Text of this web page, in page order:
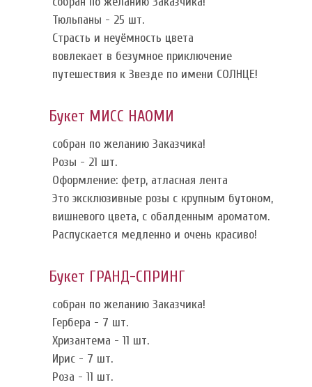
Тюльпаны - 25 шт.
Страсть и неуёмность цвета
вовлекает в безумное приключение
путешествия к Звезде по имени СОЛНЦЕ!
Букет МИСС НАОМИ
собран по желанию Заказчика!
Розы - 21 шт.
Оформление: фетр, атласная лента
Это эксклюзивные розы с крупным бутоном,
вишневого цвета, с обалденным ароматом.
Распускается медленно и очень красиво!
Букет ГРАНД-СПРИНГ
собран по желанию Заказчика!
Гербера - 7 шт.
Хризантема - 11 шт.
Ирис - 7 шт.
Роза - 11 шт.